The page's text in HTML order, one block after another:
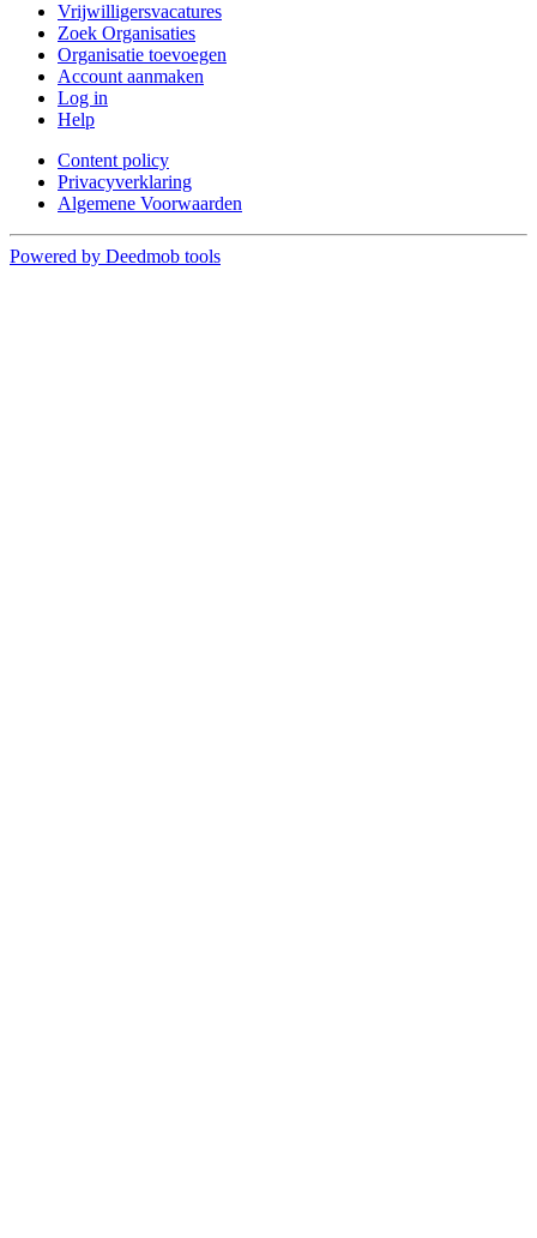
Vrijwilligersvacatures
Zoek Organisaties
Organisatie toevoegen
Account aanmaken
Log in
Help
Content policy
Privacyverklaring
Algemene Voorwaarden
Powered by Deedmob tools